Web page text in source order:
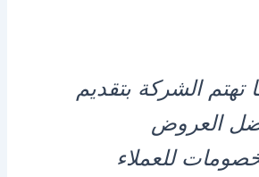
تهتم الشركة بتقديم
العروض
للعملاء